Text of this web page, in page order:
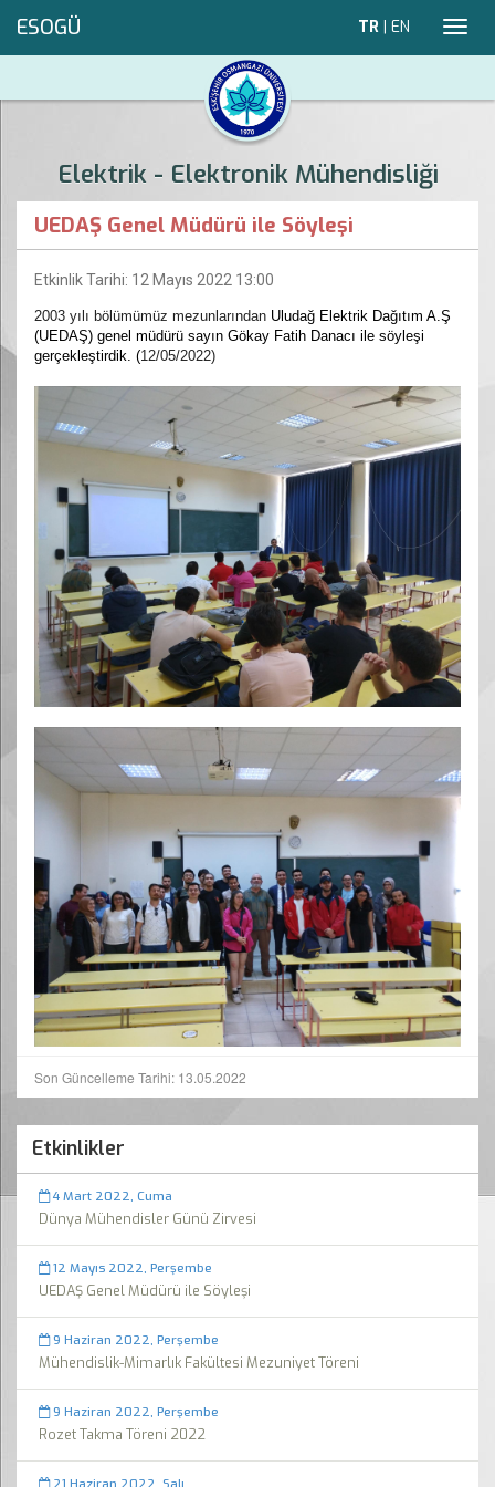
ESOGÜ TR | EN
Elektrik - Elektronik Mühendisliği
UEDAŞ Genel Müdürü ile Söyleşi
Etkinlik Tarihi: 12 Mayıs 2022 13:00
2003 yılı bölümümüz mezunlarından Uludağ Elektrik Dağıtım A.Ş
(UEDAŞ) genel müdürü sayın Gökay Fatih Danacı ile söyleşi
gerçekleştirdik. (12/05/2022)
Son Güncelleme Tarihi: 13.05.2022
Etkinlikler
4 Mart 2022, Cuma
Dünya Mühendisler Günü Zirvesi
12 Mayıs 2022, Perşembe
UEDAŞ Genel Müdürü ile Söyleşi
9 Haziran 2022, Perşembe
Mühendislik-Mimarlık Fakültesi Mezuniyet Töreni
9 Haziran 2022, Perşembe
Rozet Takma Töreni 2022